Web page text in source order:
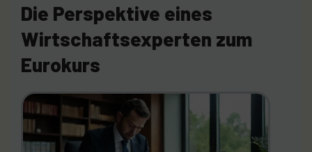
Die Perspektive eines
Wirtschaftsexperten zum
Eurokurs